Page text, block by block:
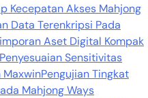
Kecepatan Akses Mahjong
Data Terenkripsi Pada
Aset Digital Kompak
Sensitivitas
MaxwinPengujian Tingkat
Mahjong Ways